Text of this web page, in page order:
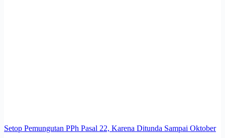
Setop Pemungutan PPh Pasal 22, Karena Ditunda Sampai Oktober